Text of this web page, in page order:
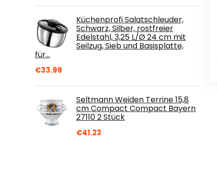
Küchenprofi Salatschleuder,
Schwarz, Silber, rostfreier
Edelstahl, 3,25 L/Ø 24 cm mit
Seilzug, Sieb und Basisplatte,
für…
€33.99
Seltmann Weiden Terrine 15,8
cm Compact Compact Bayern
27110 2 Stück
€41.23